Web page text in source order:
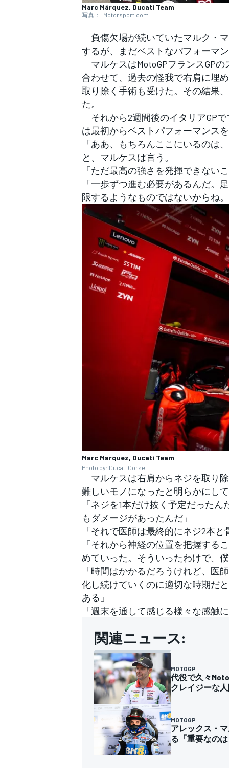
フォーミュラE
すべてのカテゴリー
Marc Márquez, Ducati Team
写真：: Motorsport.com
負傷欠場が続いていたマルク・
するが、まだベストなパフォーマ
マルケスはMotoGPフランスGP
合わせて、過去の怪我で右肩に埋
取り除く手術も受けた。その結果
た。
それから2週間後のイタリアGP
は最初からベストパフォーマンス
「ああ、もちろんここにいるのは
と、マルケスは言う。
「ただ最高の強さを発揮できない
「一歩ずつ進む必要があるんだ。
限するようなものではないからね
Marc Marquez, Ducati Team
Photo by: Ducati Corse
マルケスは右肩からネジを取り
難しいモノになったと明らかにし
「ネジを1本だけ抜く予定だった
もダメージがあったんだ」
「それで医師は最終的にネジ2本
「それから神経の位置を把握する
めていった。そういったわけで、
「時間はかかるだろうけれど、医
化し続けていくのに適切な時期だ
ある」
「週末を通して感じる様々な感触
関連ニュース:
MOTOGP
代役で久々
クレイジーな
MOTOGP
アレックス・
る「重要なの